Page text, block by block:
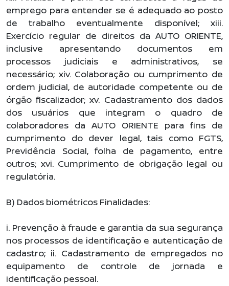
emprego para entender se é adequado ao posto
de trabalho eventualmente disponível; xiii.
Exercício regular de direitos da AUTO ORIENTE,
inclusive apresentando documentos em
processos judiciais e administrativos, se
necessário; xiv. Colaboração ou cumprimento de
ordem judicial, de autoridade competente ou de
órgão fiscalizador; xv. Cadastramento dos dados
dos usuários que integram o quadro de
colaboradores da AUTO ORIENTE para fins de
cumprimento do dever legal, tais como FGTS,
Previdência Social, folha de pagamento, entre
outros; xvi. Cumprimento de obrigação legal ou
regulatória.
B) Dados biométricos Finalidades:
i. Prevenção à fraude e garantia da sua segurança
nos processos de identificação e autenticação de
cadastro; ii. Cadastramento de empregados no
equipamento de controle de jornada e
identificação pessoal.